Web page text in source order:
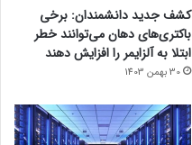
کشف جدید دانشمندان: برخی
باکتری‌های دهان می‌توانند خطر
ابتلا به آلزایمر را افزایش دهند
30 بهمن 1403